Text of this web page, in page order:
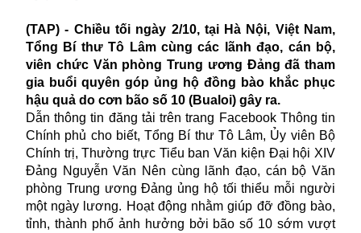
(TAP) - Chiều tối ngày 2/10, tại Hà Nội, Việt Nam,
Tổng Bí thư Tô Lâm cùng các lãnh đạo, cán bộ,
viên chức Văn phòng Trung ương Đảng đã tham
gia buổi quyên góp ủng hộ đồng bào khắc phục
hậu quả do cơn bão số 10 (Bualoi) gây ra.
Dẫn thông tin đăng tải trên trang Facebook Thông tin
Chính phủ cho biết, Tổng Bí thư Tô Lâm, Ủy viên Bộ
Chính trị, Thường trực Tiểu ban Văn kiện Đại hội XIV
Đảng Nguyễn Văn Nên cùng lãnh đạo, cán bộ Văn
phòng Trung ương Đảng ủng hộ tối thiểu mỗi người
một ngày lương. Hoạt động nhằm giúp đỡ đồng bào,
tỉnh, thành phố ảnh hưởng bởi bão số 10 sớm vượt